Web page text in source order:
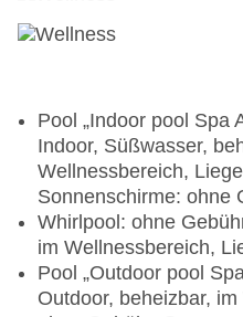
Pool „Indoor pool Spa
Indoor, Süßwasser,
Wellnessbereich,
Sonnenschirme: ohne
Whirlpool: ohne
im Wellnessbereich,
Pool „Outdoor pool
Outdoor, beheizbar,